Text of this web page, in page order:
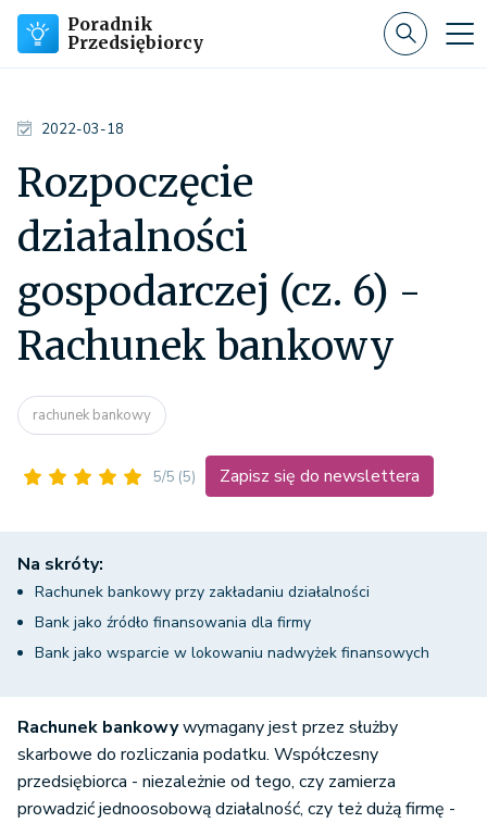
Poradnik
Przedsiębiorcy
2022-03-18
Rozpoczęcie
działalności
gospodarczej (cz. 6) -
Rachunek bankowy
rachunek bankowy
5/5 (5) Zapisz się do newslettera
Na skróty:
Rachunek bankowy przy zakładaniu działalności
Bank jako źródło finansowania dla firmy
Bank jako wsparcie w lokowaniu nadwyżek finansowych
Rachunek bankowywymagany jest przez służby
skarbowe do rozliczania podatku. Współczesny
przedsiębiorca - niezależnie od tego, czy zamierza
prowadzić jednoosobową działalność, czy też dużą firmę -